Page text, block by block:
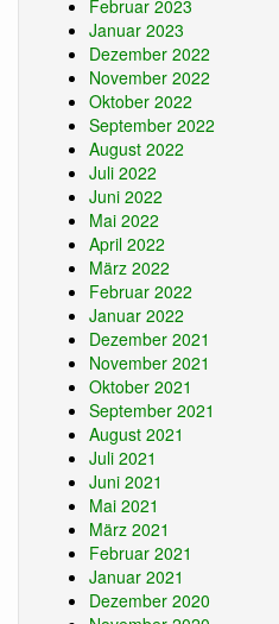
Februar 2023
Januar 2023
Dezember 2022
November 2022
Oktober 2022
September 2022
August 2022
Juli 2022
Juni 2022
Mai 2022
April 2022
März 2022
Februar 2022
Januar 2022
Dezember 2021
November 2021
Oktober 2021
September 2021
August 2021
Juli 2021
Juni 2021
Mai 2021
März 2021
Februar 2021
Januar 2021
Dezember 2020